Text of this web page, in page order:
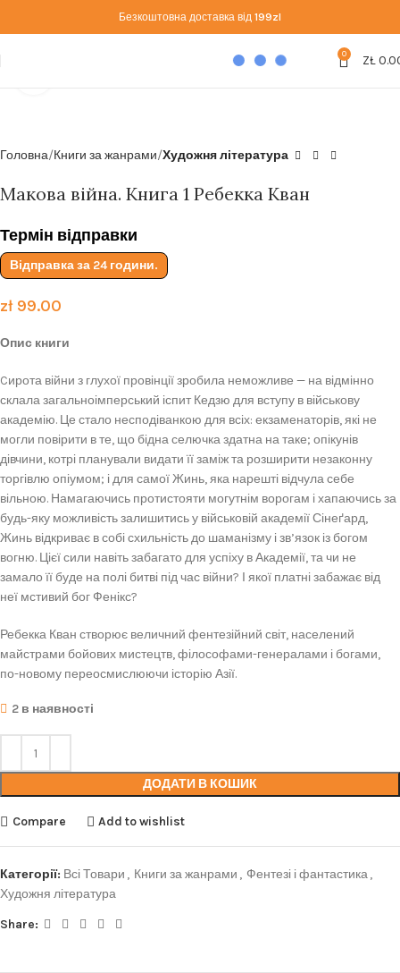
Безкоштовна доставка від 199zl
0 ZŁ
Головна Книги за жанрами Художня література
Макова війна. Книга 1 Ребекка Кван
Термін відправки
Відправка за 24 години.
zł99.00
Опис книги
Cирота війни з глухої провінції зробила неможливе — на відмінно
склала загальноімперський іспит Кедзю для вступу в військову
академію. Це стало несподіванкою для всіх: екзаменаторів, які не
могли повірити в те, що бідна селючка здатна на таке; опікунів
дівчини, котрі планували видати її заміж та розширити незаконну
торгівлю опіумом; і для самої Жинь, яка нарешті відчула себе
вільною. Намагаючись протистояти могутнім ворогам і хапаючись за
будь-яку можливість залишитись у військовій академії Сінеґард,
Жинь відкриває в собі схильність до шаманізму і зв’язок із богом
вогню. Цієї сили навіть забагато для успіху в Академії, та чи не
замало її буде на полі битві під час війни? І якої платні забажає від
неї мстивий бог Фенікс?
Ребекка Кван створює величний фентезійний світ, населений
майстрами бойових мистецтв, філософами-генералами і богами,
по-новому переосмислюючи історію Азії.
2 в наявності
ДОДАТИ В КОШИК
Compare Add to wishlist
Категорії: Всі Товари , Книги за жанрами , Фентезі і фантастика,
Художня література
Share: